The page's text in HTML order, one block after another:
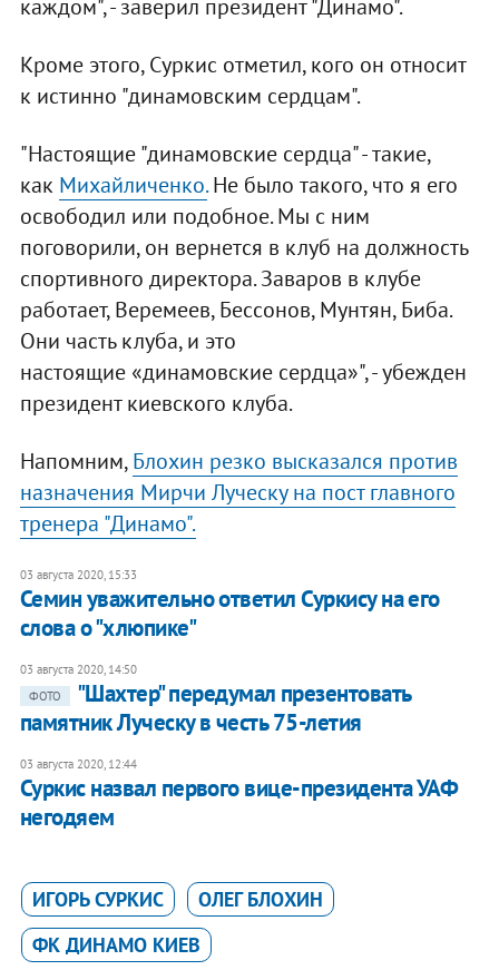
каждом", - заверил президент "Динамо".
Кроме этого, Суркис отметил, кого он относит
к истинно "динамовским сердцам".
"Настоящие "динамовские сердца" - такие,
как Михайличенко.Не было такого, что я его
освободил или подобное. Мы с ним
поговорили, он вернется в клуб на должность
спортивного директора. Заваров в клубе
работает, Веремеев, Бессонов, Мунтян, Биба.
Они часть клуба, и это
настоящие «динамовские сердца»", - убежден
президент киевского клуба.
Напомним,Блохин резко высказался против
назначения Мирчи Луческу на пост главного
тренера "Динамо".
03 августа 2020, 15:33
Семин уважительно ответил Суркису на его
слова о "хлюпике"
03 августа 2020, 14:50
ФОТО
"Шахтер" передумал презентовать
памятник Луческу в честь 75-летия
03 августа 2020, 12:44
Суркис назвал первого вице-президента УАФ
негодяем
ИГОРЬ СУРКИС
ОЛЕГ БЛОХИН
ФК ДИНАМО КИЕВ